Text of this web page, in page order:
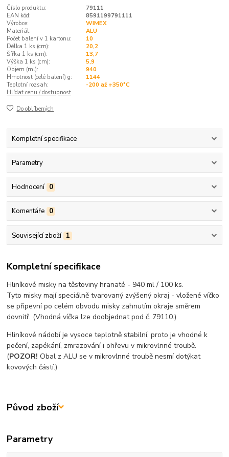
Číslo produktu:
79111
EAN kód:
8591199791111
Výrobce:
WIMEX
Materiál:
ALU
Počet balení v 1 kartonu:
10
Délka 1 ks (cm):
20,2
Šířka 1 ks (cm):
13,7
Výška 1 ks (cm):
5,9
Objem (ml):
940
Hmotnost (celé balení) g:
1144
Teplotní rozsah:
-200 až +350°C
Hlídat cenu / dostupnost
Do oblíbených
Kompletní specifikace
Parametry
Hodnocení 0
Komentáře 0
Související zboží 1
Kompletní specifikace
Hliníkové misky na těstoviny hranaté - 940 ml / 100 ks.
Tyto misky mají speciálně tvarovaný zvýšený okraj - vložené víčko
se připevní po celém obvodu misky zahnutím okraje směrem
dovnitř. (Vhodná víčka lze doobjednat pod č. 79110.)
Hliníkové nádobí je vysoce teplotně stabilní, proto je vhodné k
pečení, zapékání, zmrazování i ohřevu v mikrovlnné troubě.
(POZOR! Obal z ALU se v mikrovlnné troubě nesmí dotýkat
kovových částí.)
Původ zboží
Parametry